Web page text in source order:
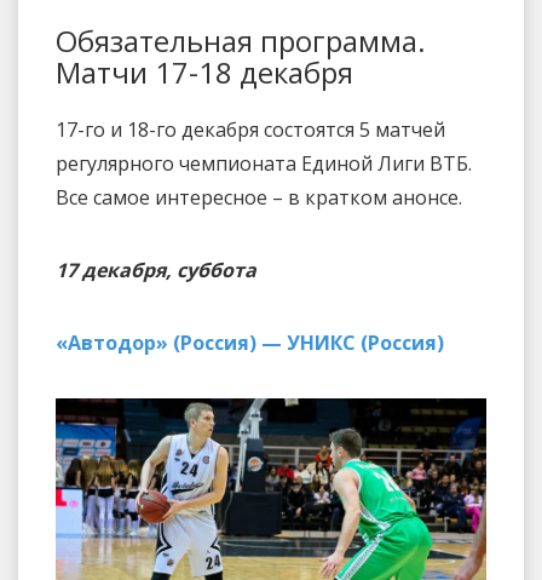
Обязательная программа.
Матчи 17-18 декабря
17-го и 18-го декабря состоятся 5 матчей
регулярного чемпионата Единой Лиги ВТБ.
Все самое интересное – в кратком анонсе.
17 декабря, суббота
«Автодор» (Россия) — УНИКС (Россия)